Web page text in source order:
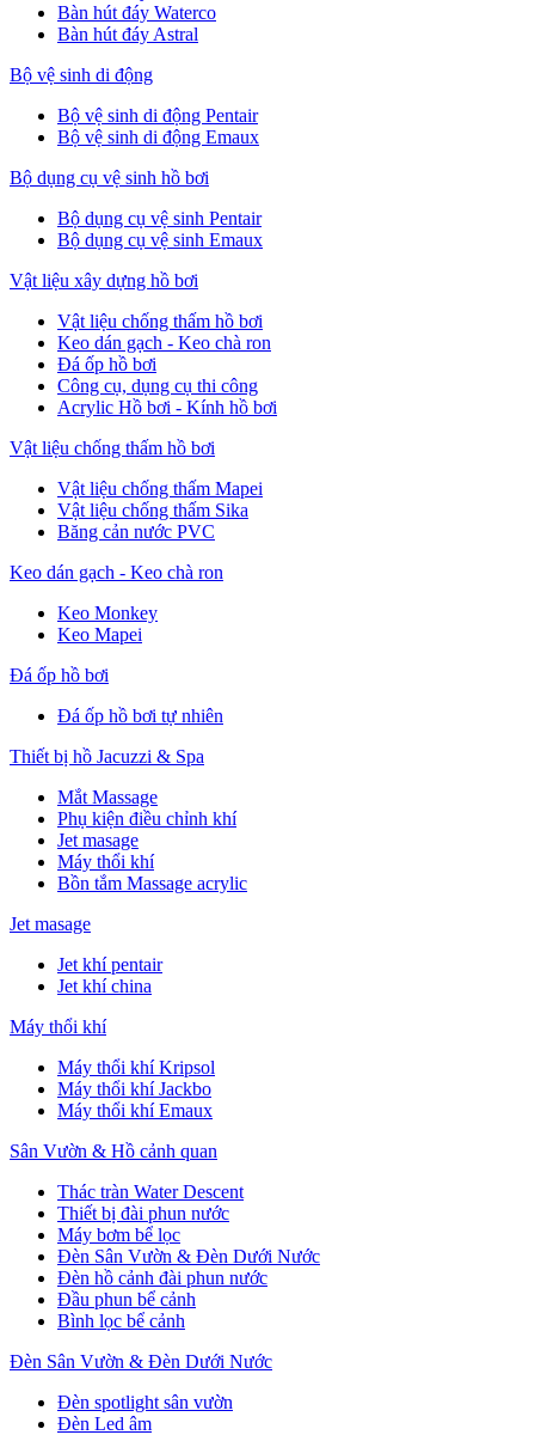
Bàn hút đáy Waterco
Bàn hút đáy Astral
Bộ vệ sinh di động
Bộ vệ sinh di động Pentair
Bộ vệ sinh di động Emaux
Bộ dụng cụ vệ sinh hồ bơi
Bộ dụng cụ vệ sinh Pentair
Bộ dụng cụ vệ sinh Emaux
Vật liệu xây dựng hồ bơi
Vật liệu chống thấm hồ bơi
Keo dán gạch - Keo chà ron
Đá ốp hồ bơi
Công cụ, dụng cụ thi công
Acrylic Hồ bơi - Kính hồ bơi
Vật liệu chống thấm hồ bơi
Vật liệu chống thấm Mapei
Vật liệu chống thấm Sika
Băng cản nước PVC
Keo dán gạch - Keo chà ron
Keo Monkey
Keo Mapei
Đá ốp hồ bơi
Đá ốp hồ bơi tự nhiên
Thiết bị hồ Jacuzzi & Spa
Mắt Massage
Phụ kiện điều chỉnh khí
Jet masage
Máy thổi khí
Bồn tắm Massage acrylic
Jet masage
Jet khí pentair
Jet khí china
Máy thổi khí
Máy thổi khí Kripsol
Máy thổi khí Jackbo
Máy thổi khí Emaux
Sân Vườn & Hồ cảnh quan
Thác tràn Water Descent
Thiết bị đài phun nước
Máy bơm bể lọc
Đèn Sân Vườn & Đèn Dưới Nước
Đèn hồ cảnh đài phun nước
Đầu phun bể cảnh
Bình lọc bể cảnh
Đèn Sân Vườn & Đèn Dưới Nước
Đèn spotlight sân vườn
Đèn Led âm